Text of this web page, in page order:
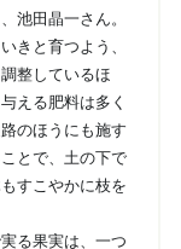
池田晶一さん。
きと育つよう、
整しているほ
える肥料は多く
のほうにも施す
とで、土の下で
すこやかに枝を
る果実は、一つ